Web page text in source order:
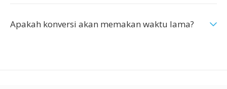
Apakah konversi akan memakan waktu lama?